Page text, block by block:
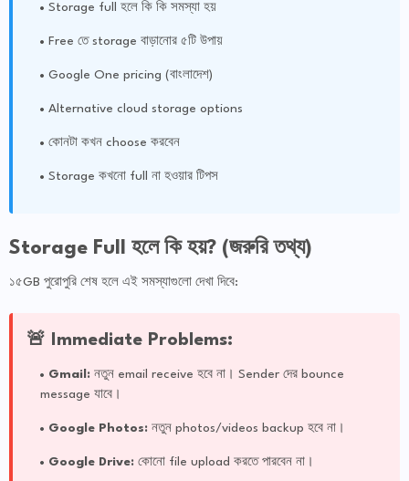
Storage full হলে কি কি সমস্যা হয়
Free তে storage বাড়ানোর ৫টি উপায়
Google One pricing (বাংলাদেশ)
Alternative cloud storage options
কোনটা কখন choose করবেন
Storage কখনো full না হওয়ার টিপস
Storage Full হলে কি হয়? (জরুরি তথ্য)
১৫GB পুরোপুরি শেষ হলে এই সমস্যাগুলো দেখা দিবে:
🚨 Immediate Problems:
Gmail: নতুন email receive হবে না। Sender দের bounce
message যাবে।
Google Photos: নতুন photos/videos backup হবে না।
Google Drive: কোনো file upload করতে পারবেন না।